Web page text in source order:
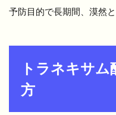
予防目的で長期間、漠然
トラネキサ
方